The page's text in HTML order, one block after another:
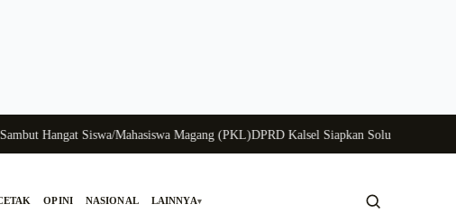
Siswa/Mahasiswa Magang (PKL)DPRD Kalsel Siapkan Solusi Krisis
OPINI NASIONAL LAINNYA▾